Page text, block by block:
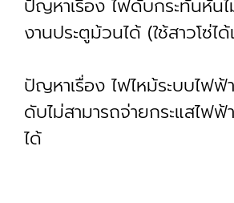
ปัญหาเรื่อง ไฟดับกระทันหันไ
งานประตูม้วนได้ (ใช้สาวโซ่ไ
ปัญหาเรื่อง ไฟไหม้ระบบไฟฟ้
ดับไม่สามารถจ่ายกระแสไฟฟ้
ได้